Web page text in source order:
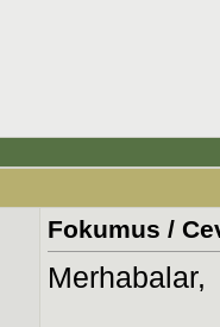
Fokumus /
Merhabalar,